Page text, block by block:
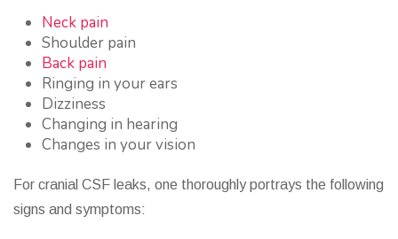
Neck pain
Shoulder pain
Back pain
Ringing in your ears
Dizziness
Changing in hearing
Changes in your vision
For cranial CSF leaks, one thoroughly portrays the following
signs and symptoms: